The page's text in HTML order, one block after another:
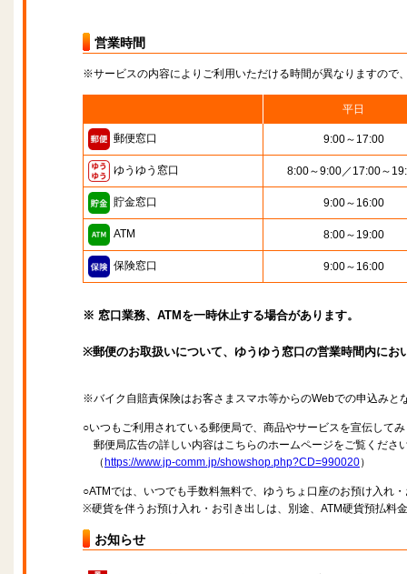
営業時間
※サービスの内容によりご利用いただける時間が異なりますので
平日
郵便窓口 9:00～17:00
ゆうゆう窓口 8:00～9:00／17:00～
貯金窓口 9:00～16:00
ATM 8:00～19:00
保険窓口 9:00～16:00
※ 窓口業務、ATMを一時休止する場合があります。
※郵便のお取扱いについて、ゆうゆう窓口の営業時間内に
※バイク自賠責保険はお客さまスマホ等からのWebでの申込みと
○いつもご利用されている郵便局で、商品やサービスを宣伝して
郵便局広告の詳しい内容はこちらのホームページをご覧くださ
（ https://www.jp-comm.jp/showshop.php?CD=990020）
○ATMでは、いつでも手数料無料で、ゆうちょ口座のお預け入れ
※硬貨を伴うお預け入れ・お引き出しは、別途、ATM硬貨預払料
お知らせ